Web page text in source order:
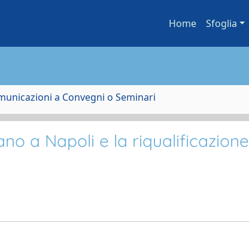
Home Sfoglia
a Convegni o Seminari
a Napoli e la riqualificazione